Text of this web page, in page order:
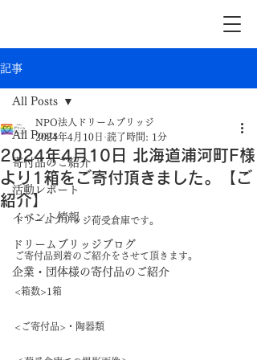
記事
All Posts
寄付品のご紹介
活動レポート
イベント情報
ドリームブリッジブログ
企業・団体様の寄付品のご紹介
All Posts
2024年4月10日 北海道浦河町F様
より1箱をご寄付頂きました。【ご
紹介】
NPO法人ドリームブリッジ
2024年4月10日 読了時間: 1分
ドリームブリッジ荷受倉庫です。
ご寄付品到着のご紹介をさせて頂きます。
<箱数>1箱
<ご寄付品>・陶器類